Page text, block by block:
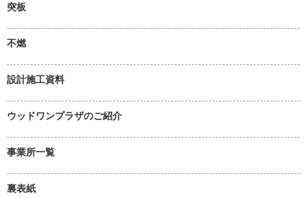
突板
不燃
設計施工資料
ウッドワンプラザのご紹介
事業所一覧
裏表紙